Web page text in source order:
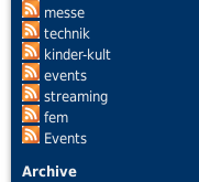
messe
technik
kinder-kult
events
streaming
fem
Events
Archive